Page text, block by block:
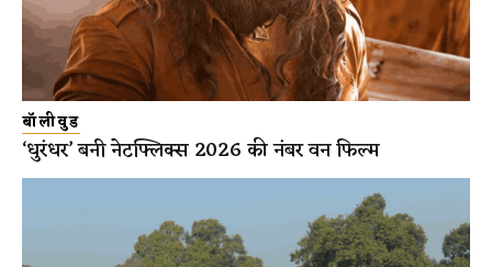
बॉलीवुड
‘धुरंधर’ बनी नेटफ्लिक्स 2026 की नंबर वन फिल्म